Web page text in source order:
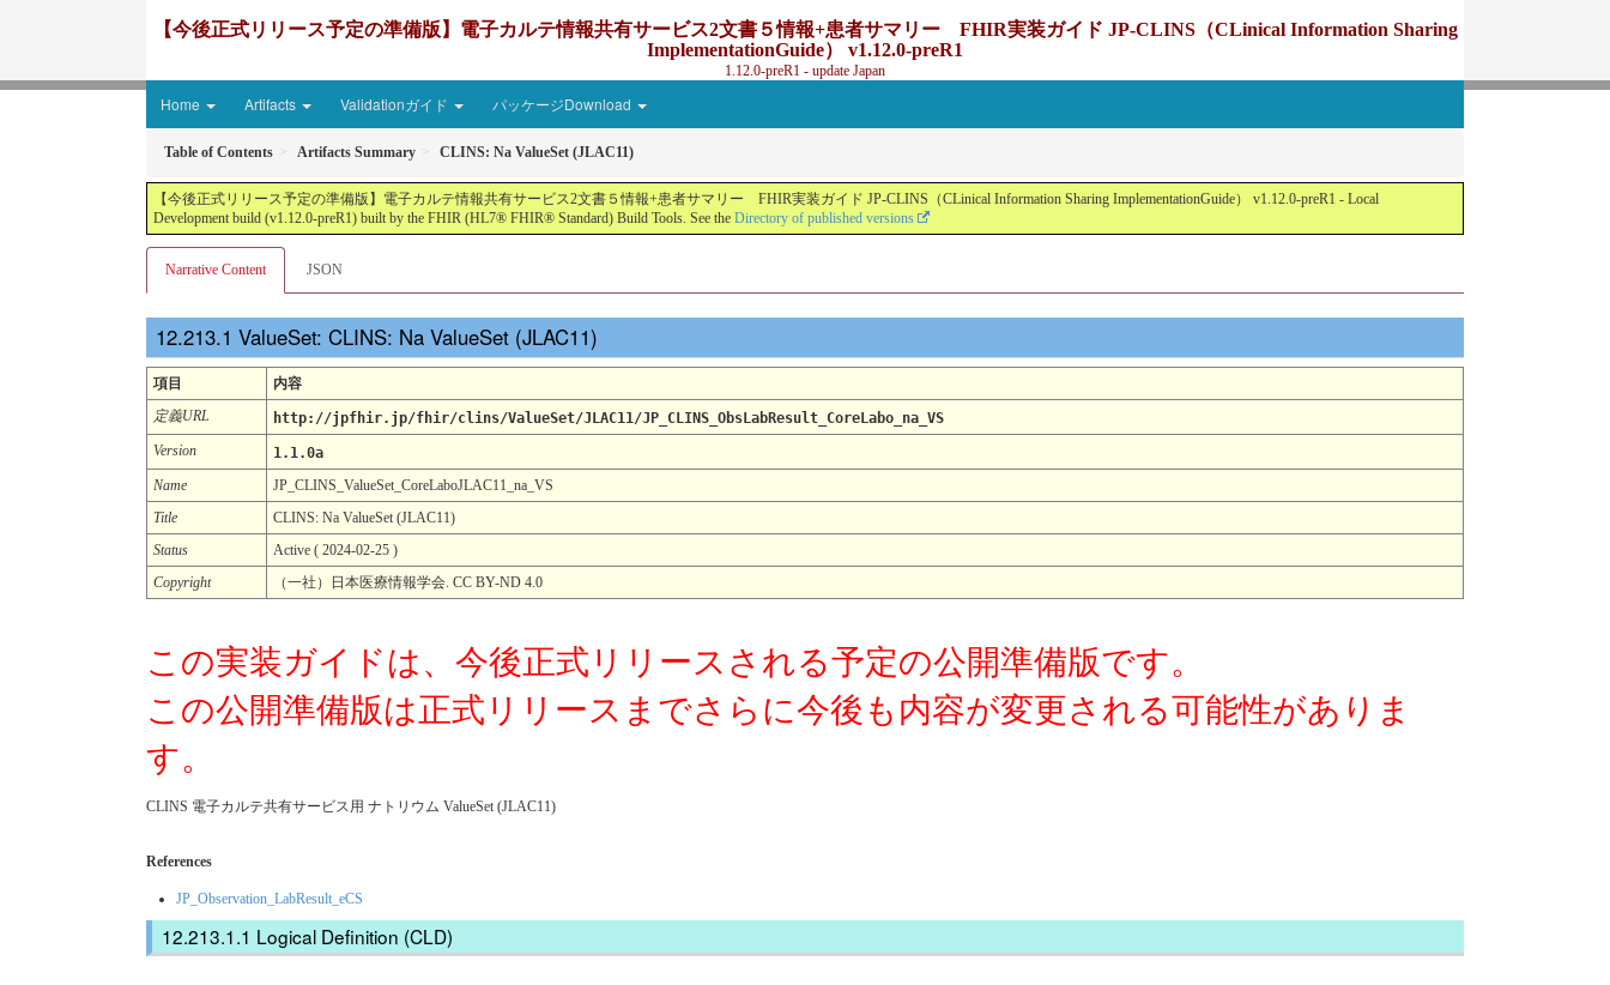
【今後正式リリース予定の準備版】電子カルテ情報共有サービス2文書５情報+患者サマリー FHIR実装ガイド JP-CLINS（CLinical Information Sharing
ImplementationGuide） v1.12.0-preR1
1.12.0-preR1 - update Japan
Home Artifacts Validationガイド パッケージDownload
Table of Contents Artifacts Summary CLINS: Na ValueSet (JLAC11)
【今後正式リリース予定の準備版】電子カルテ情報共有サービス2文書５情報+患者サマリー FHIR実装ガイド JP-CLINS（CLinical Information Sharing ImplementationGuide） v1.12.0-preR1 - Local
Development build (v1.12.0-preR1) built by the FHIR (HL7® FHIR® Standard) Build Tools. See the Directory of published versions
Narrative Content JSON
ValueSet: CLINS: Na ValueSet (JLAC11)
項目
内容
定義URL
http://jpfhir.jp/fhir/clins/ValueSet/JLAC11/JP_CLINS_ObsLabResult_CoreLabo_na_VS
Version
1.1.0a
Name
JP_CLINS_ValueSet_CoreLaboJLAC11_na_VS
Title
CLINS: Na ValueSet (JLAC11)
Status
Active ( 2024-02-25 )
Copyright
（一社）日本医療情報学会. CC BY-ND 4.0
この実装ガイドは、今後正式リリースされる予定の公開準備版です。
この公開準備版は正式リリースまでさらに今後も内容が変更される可能性がありま
す。
CLINS 電子カルテ共有サービス用 ナトリウム ValueSet (JLAC11)
References
JP_Observation_LabResult_eCS
Logical Definition (CLD)